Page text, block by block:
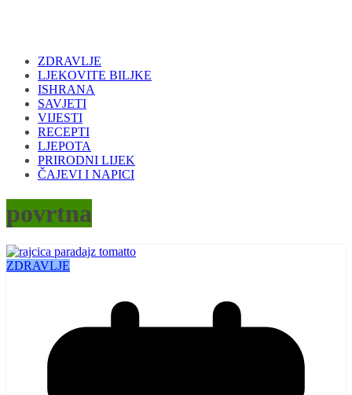
ZDRAVLJE
LJEKOVITE BILJKE
ISHRANA
SAVJETI
VIJESTI
RECEPTI
LJEPOTA
PRIRODNI LIJEK
ČAJEVI I NAPICI
povrtna
ZDRAVLJE